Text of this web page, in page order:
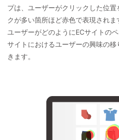
プは、ユーザーがクリックした位
クが多い箇所ほど赤色で表現されま
ユーザーがどのようにECサイトの
サイトにおけるユーザーの興味の
きます。